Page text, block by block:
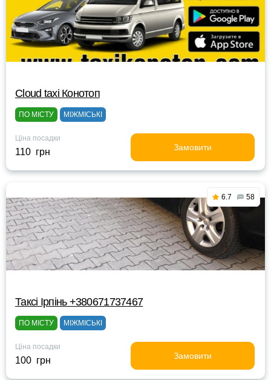
Cloud taxi Конотоп
ПО МІСТУ МІЖМІСЬКІ
Ціна посадки
110 грн Замовити
6.7 58
Таксі Ірпінь +380671737467
ПО МІСТУ МІЖМІСЬКІ
Ціна посадки
100 грн Замовити